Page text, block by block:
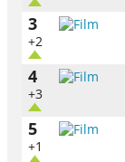
3
+2
4
+3
5
+1